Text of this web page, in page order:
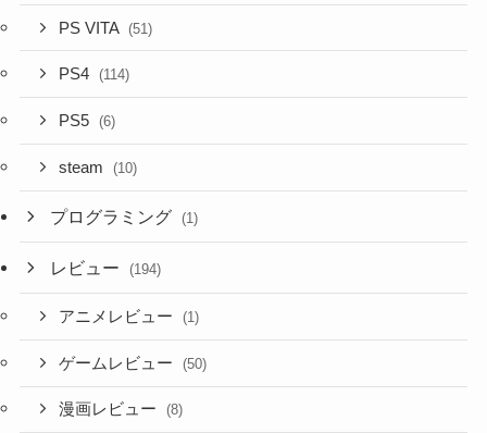
PS VITA (51)
PS4 (114)
PS5 (6)
steam (10)
プログラミング (1)
レビュー (194)
アニメレビュー (1)
ゲームレビュー (50)
漫画レビュー (8)